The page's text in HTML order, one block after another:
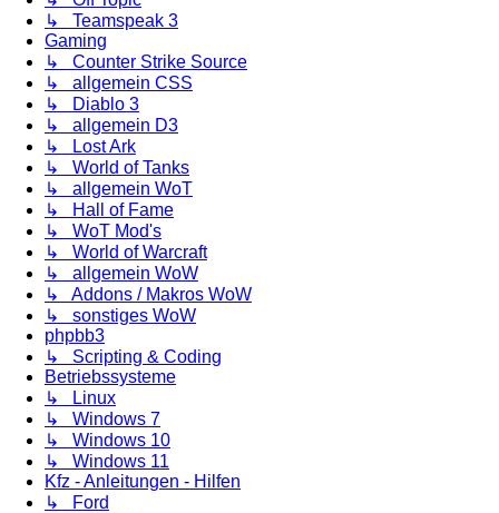
↳ Teamspeak 3
Gaming
↳ Counter Strike Source
↳ allgemein CSS
↳ Diablo 3
↳ allgemein D3
↳ Lost Ark
↳ World of Tanks
↳ allgemein WoT
↳ Hall of Fame
↳ WoT Mod's
↳ World of Warcraft
↳ allgemein WoW
↳ Addons / Makros WoW
↳ sonstiges WoW
phpbb3
↳ Scripting & Coding
Betriebssysteme
↳ Linux
↳ Windows 7
↳ Windows 10
↳ Windows 11
Kfz - Anleitungen - Hilfen
↳ Ford